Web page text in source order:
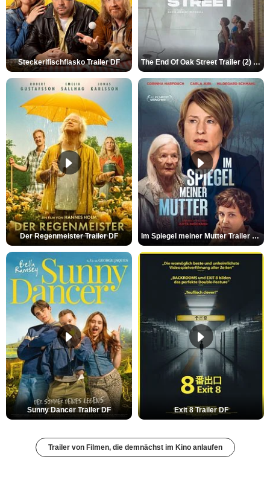
Steckerlfischfiasko Trailer DF The End Of Oak Street Trailer (2) DF
Der Regenmeister Trailer DF Im Spiegel meiner Mutter Trailer DF
Sunny Dancer Trailer DF Exit 8 Trailer DF
Trailer von Filmen, die demnächst im Kino anlaufen